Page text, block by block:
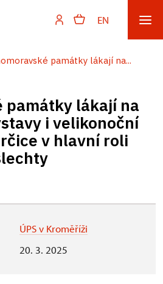
EN
památky lákají na...
památky lákají na
i velikonoční
v hlavní roli
ÚPS v Kroměříži
20. 3. 2025